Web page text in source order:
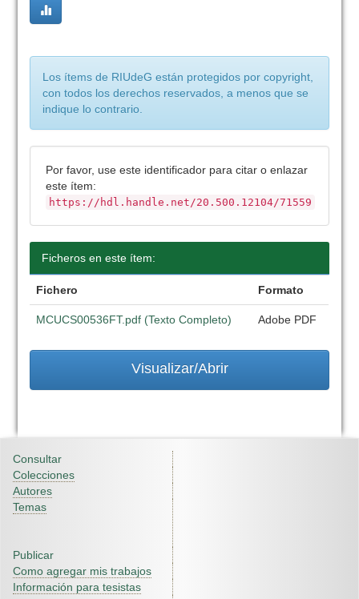
Los ítems de RIUdeG están protegidos por copyright,
con todos los derechos reservados, a menos que se
indique lo contrario.
Por favor, use este identificador para citar o enlazar
este ítem:
https://hdl.handle.net/20.500.12104/71559
Ficheros en este ítem:
Fichero Formato
MCUCS00536FT.pdf (Texto Completo) Adobe PDF
Visualizar/Abrir
Consultar
Colecciones
Autores
Temas
Publicar
Como agregar mis trabajos
Información para tesistas